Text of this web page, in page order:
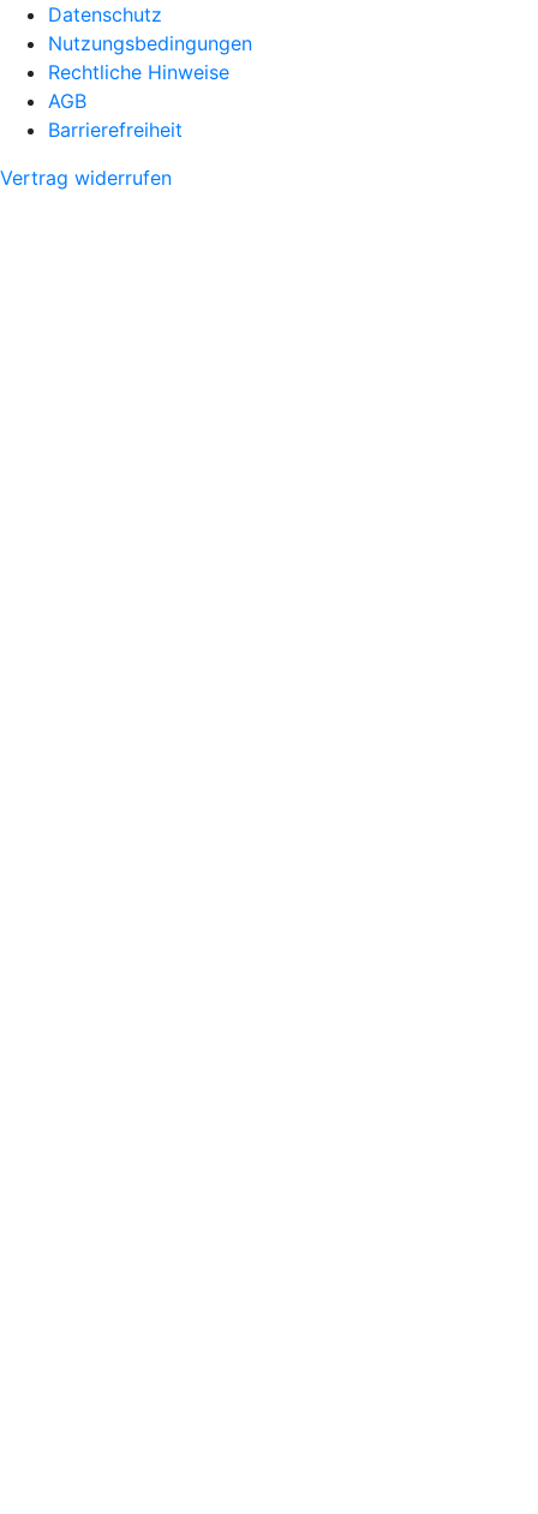
Datenschutz
Nutzungsbedingungen
Rechtliche Hinweise
AGB
Barrierefreiheit
Vertrag widerrufen